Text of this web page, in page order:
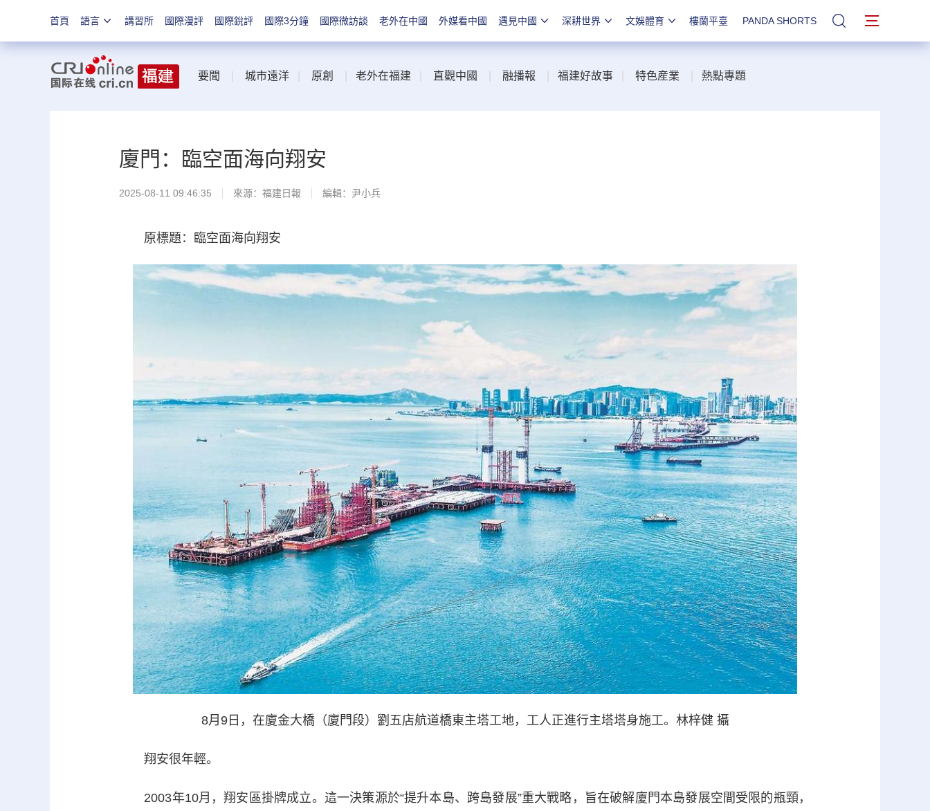
首頁 語言 講習所 國際漫評 國際銳評 國際3分鐘 國際微訪談 老外在中國 外媒看中國 遇見中國 深耕世界 文娛體育 樓蘭平臺 PANDA SHORTS 站內搜索
要聞 城市遠洋 原創 老外在福建 直觀中國 融播報 福建好故事 特色産業 熱點專題
廈門：臨空面海向翔安
2025-08-11 09:46:35 來源： 福建日報 編輯：尹小兵
原標題：臨空面海向翔安
8月9日，在廈金大橋（廈門段）劉五店航道橋東主塔工地，工人正進行主塔塔身施工。林梓健 攝
翔安很年輕。
2003年10月，翔安區掛牌成立。這一決策源於“提升本島、跨島發展”重大戰略，旨在破解廈門本島發展空間受限的瓶頸，